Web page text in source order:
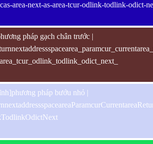
area-next-as-area-tcur-odlink-todlink-odict-
pháp gạch chân trước |
pháp bướu nhỏ |